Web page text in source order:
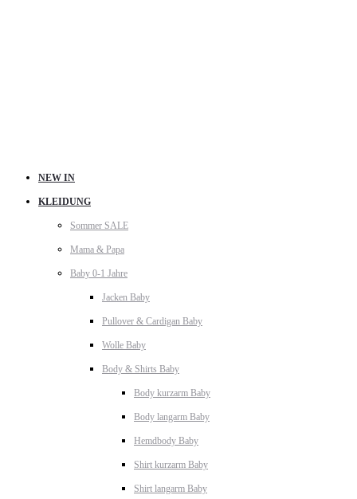
NEW IN
KLEIDUNG
Sommer SALE
Mama & Papa
Baby 0-1 Jahre
Jacken Baby
Pullover & Cardigan Baby
Wolle Baby
Body & Shirts Baby
Body kurzarm Baby
Body langarm Baby
Hemdbody Baby
Shirt kurzarm Baby
Shirt langarm Baby